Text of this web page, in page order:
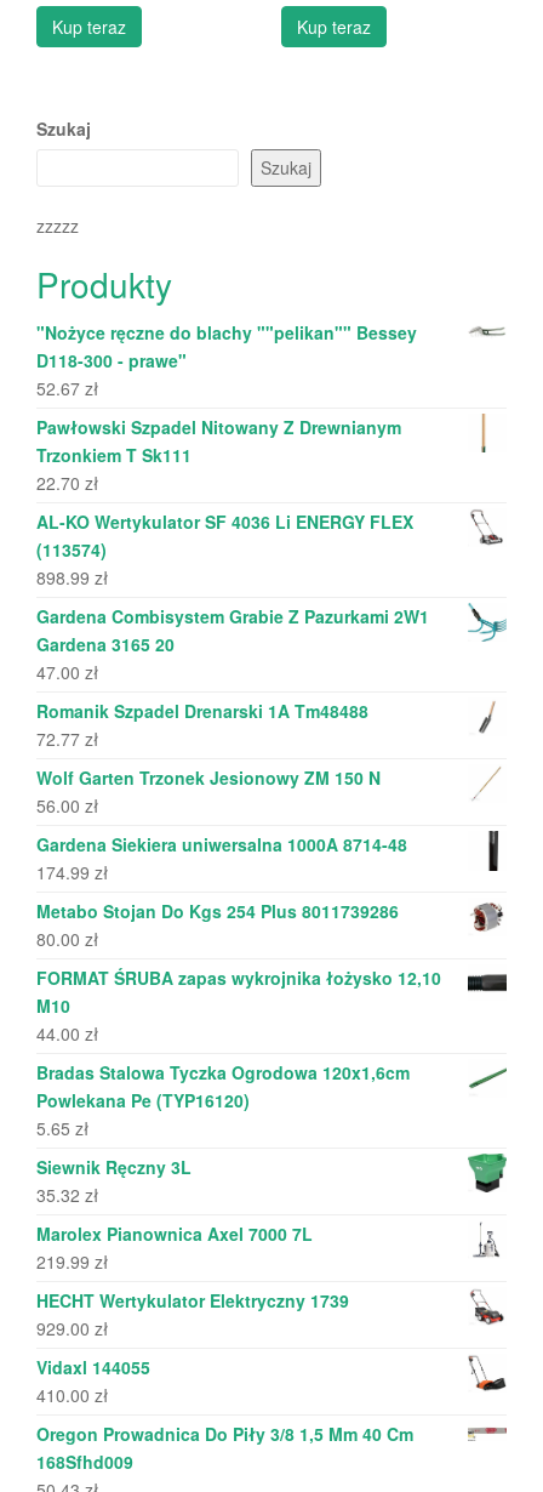
Kup teraz Kup teraz
Szukaj
Szukaj
zzzzz
Produkty
"Nożyce ręczne do blachy ""pelikan"" Bessey
D118-300 - prawe"
52.67 zł
Pawłowski Szpadel Nitowany Z Drewnianym
Trzonkiem T Sk111
22.70 zł
AL-KO Wertykulator SF 4036 Li ENERGY FLEX
(113574)
898.99 zł
Gardena Combisystem Grabie Z Pazurkami 2W1
Gardena 3165 20
47.00 zł
Romanik Szpadel Drenarski 1A Tm48488
72.77 zł
Wolf Garten Trzonek Jesionowy ZM 150 N
56.00 zł
Gardena Siekiera uniwersalna 1000A 8714-48
174.99 zł
Metabo Stojan Do Kgs 254 Plus 8011739286
80.00 zł
FORMAT ŚRUBA zapas wykrojnika łożysko 12,10
M10
44.00 zł
Bradas Stalowa Tyczka Ogrodowa 120x1,6cm
Powlekana Pe (TYP16120)
5.65 zł
Siewnik Ręczny 3L
35.32 zł
Marolex Pianownica Axel 7000 7L
219.99 zł
HECHT Wertykulator Elektryczny 1739
929.00 zł
Vidaxl 144055
410.00 zł
Oregon Prowadnica Do Piły 3/8 1,5 Mm 40 Cm
168Sfhd009